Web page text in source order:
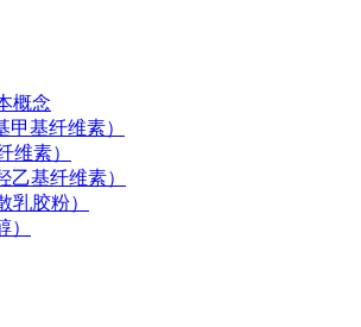
概念
甲基纤维素）
维素）
乙基纤维素）
乳胶粉）